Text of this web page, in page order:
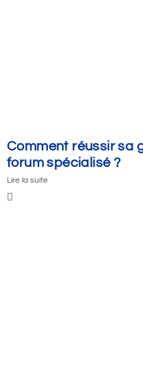
Comment réussir sa
forum spécialisé ?
Lire la suite